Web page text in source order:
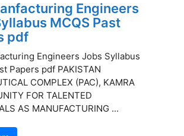
Engineers
MCQS Past
pdf
Engineers Jobs Syllabus
Papers pdf PAKISTAN
COMPLEX (PAC), KAMRA
FOR TALENTED
AS MANUFACTURING ...